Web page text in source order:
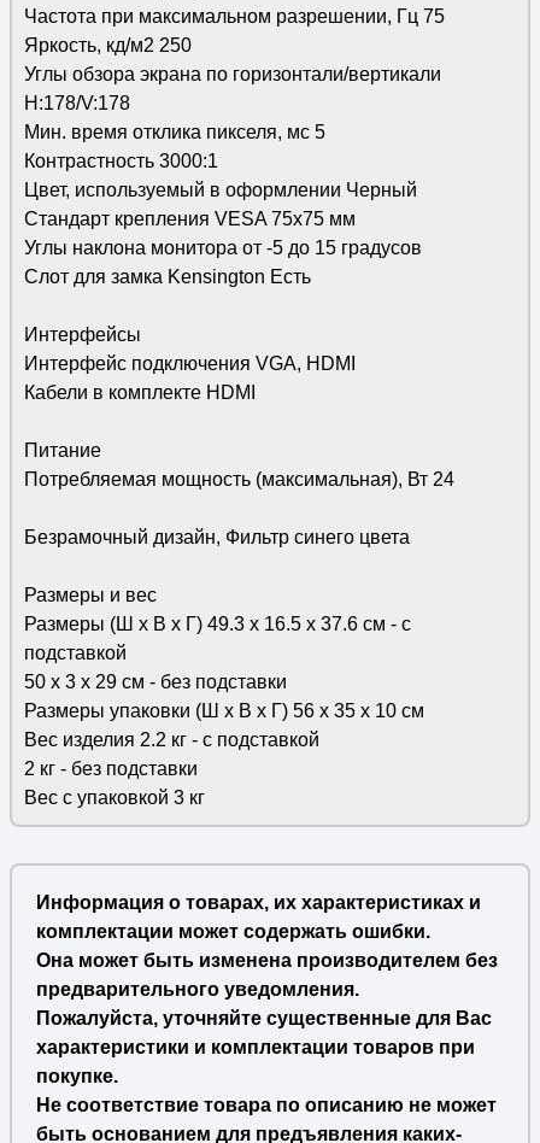
Частота при максимальном разрешении, Гц 75
Яркость, кд/м2 250
Углы обзора экрана по горизонтали/вертикали
H:178/V:178
Мин. время отклика пикселя, мс 5
Контрастность 3000:1
Цвет, используемый в оформлении Черный
Стандарт крепления VESA 75x75 мм
Углы наклона монитора от -5 до 15 градусов
Слот для замка Kensington Есть
Интерфейсы
Интерфейс подключения VGA, HDMI
Кабели в комплекте HDMI
Питание
Потребляемая мощность (максимальная), Вт 24
Безрамочный дизайн, Фильтр синего цвета
Размеры и вес
Размеры (Ш х В х Г) 49.3 x 16.5 x 37.6 см - с
подставкой
50 x 3 x 29 см - без подставки
Размеры упаковки (Ш х В х Г) 56 x 35 x 10 см
Вес изделия 2.2 кг - с подставкой
2 кг - без подставки
Вес с упаковкой 3 кг
Информация о товарах, их характеристиках и
комплектации может содержать ошибки.
Она может быть изменена производителем без
предварительного уведомления.
Пожалуйста, уточняйте существенные для Вас
характеристики и комплектации товаров при
покупке.
Не соответствие товара по описанию не может
быть основанием для предъявления каких-